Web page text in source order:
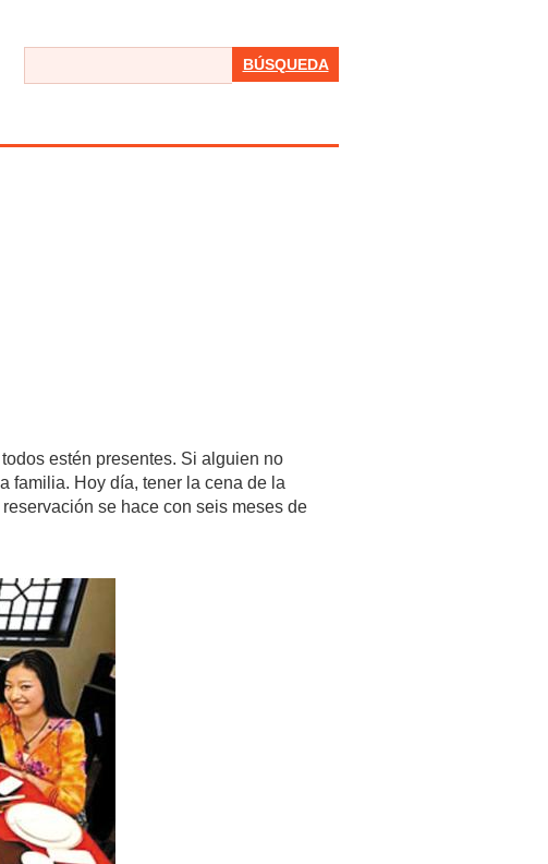
BÚSQUEDA
estén presentes. Si alguien no
familia. Hoy día, tener la cena de la
se hace con seis meses de